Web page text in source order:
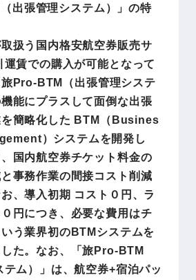
出張管理システム）」の特
扱う国内格安航空券販売サ
運賃での購入が可能となって
Pro-BTM（出張管理システ
能にプラスして面倒な出張
簡略化した BTM（Busines
）システムを開発し
国内航空券チケット料金の
事務作業の間接コスト削減
、導入初期 コスト０円、ラ
円につき、必要な費用はチ
う業界初のBTMシステムを
た。なお、「旅Pro-BTM
テム）」は、航空券+宿泊パッ